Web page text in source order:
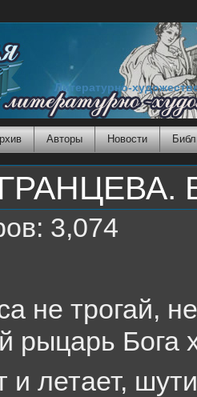
Литературно-
Авторы Новости
3,074
не трогай,
рыцарь Бога
и летает,